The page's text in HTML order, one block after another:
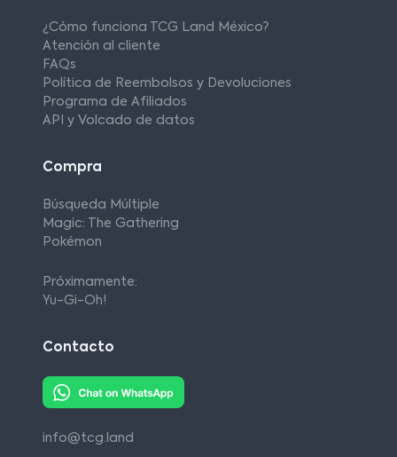
¿Cómo funciona TCG Land México?
Atención al cliente
FAQs
Política de Reembolsos y Devoluciones
Programa de Afiliados
API y Volcado de datos
Compra
Búsqueda Múltiple
Magic: The Gathering
Pokémon
Próximamente:
Yu-Gi-Oh!
Contacto
info@tcg.land